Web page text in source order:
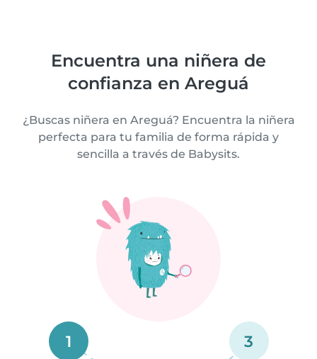
Encuentra una niñera de
confianza en Areguá
¿Buscas niñera en Areguá? Encuentra la niñera
perfecta para tu familia de forma rápida y
sencilla a través de Babysits.
1 3